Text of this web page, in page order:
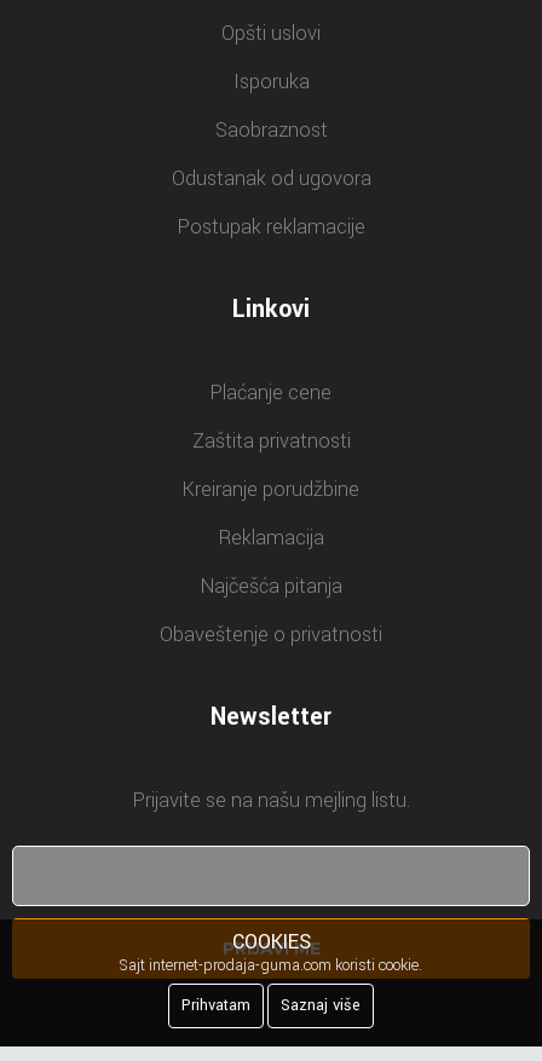
Opšti uslovi
Isporuka
Saobraznost
Odustanak od ugovora
Postupak reklamacije
Linkovi
Plaćanje cene
Zaštita privatnosti
Kreiranje porudžbine
Reklamacija
Najčešća pitanja
Obaveštenje o privatnosti
Newsletter
Prijavite se na našu mejling listu.
PRIJAVI ME
COOKIES
Sajt internet-prodaja-guma.com koristi cookie.
Prihvatam
Saznaj više